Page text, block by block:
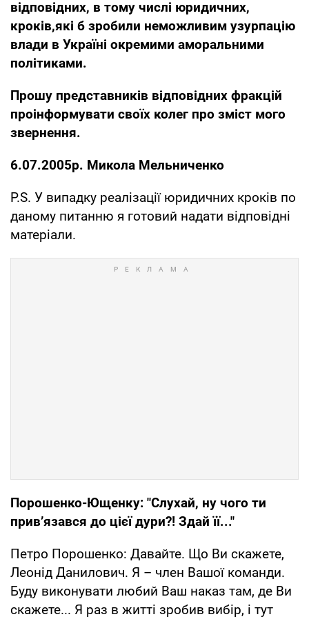
відповідних, в тому числі юридичних,
кроків,які б зробили неможливим узурпацію
влади в Україні окремими аморальними
політиками.
Прошу представників відповідних фракцій
проінформувати своїх колег про зміст мого
звернення.
6.07.2005р. Микола Мельниченко
P.S. У випадку реалізації юридичних кроків по
даному питанню я готовий надати відповідні
матеріали.
Порошенко-Ющенку: "Слухай, ну чого ти
прив’язався до цієї дури?! Здай її..."
Петро Порошенко: Давайте. Що Ви скажете,
Леонід Данилович. Я – член Вашої команди.
Буду виконувати любий Ваш наказ там, де Ви
скажете... Я раз в житті зробив вибір, і тут